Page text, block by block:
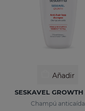
Añadir
Champú anticaída